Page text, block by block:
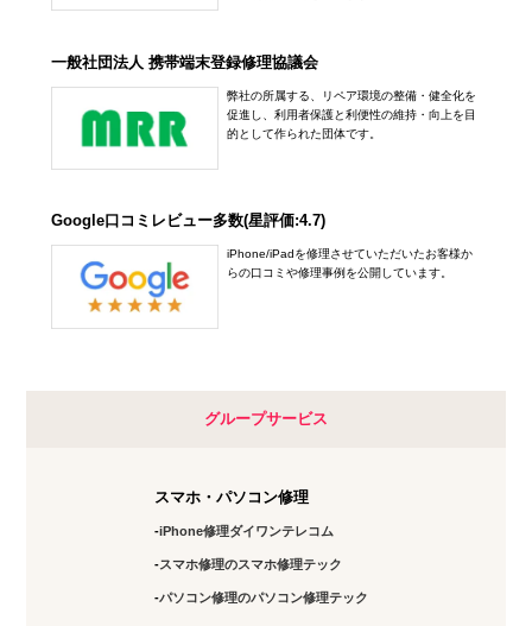
一般社団法人 携帯端末登録修理協議会
弊社の所属する、リペア環境の整備・健全化を
促進し、利用者保護と利便性の維持・向上を目
的として作られた団体です。
Google口コミレビュー多数(星評価:4.7)
iPhone/iPadを修理させていただいたお客様か
らの口コミや修理事例を公開しています。
グループサービス
スマホ・パソコン修理
iPhone修理ダイワンテレコム
スマホ修理のスマホ修理テック
パソコン修理のパソコン修理テック